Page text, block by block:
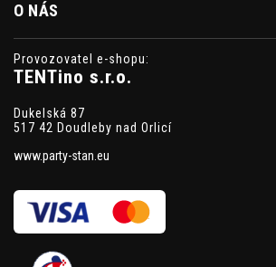
O NÁS
Provozovatel e-shopu:
TENTino s.r.o.
Dukelská 87
517 42 Doudleby nad Orlicí
www.party-stan.eu